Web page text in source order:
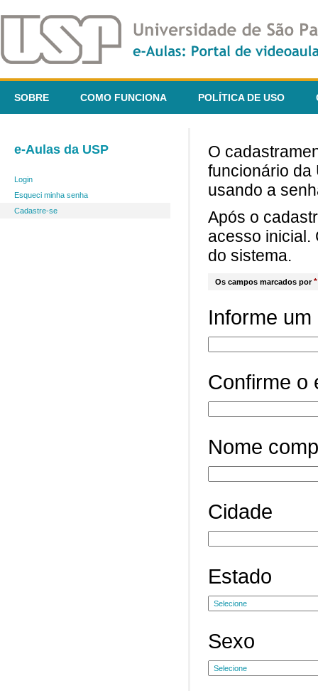
SOBRE COMO FUNCIONA POLÍTICA DE USO
e-Aulas da USP
Login
Esqueci minha senha
Cadastre-se
O
funcionário da
usando a
Após o
acesso inicial.
do sistema.
Os campos marcados por*
Informe
Confirme o
Nome
Cidade
Estado
Sexo